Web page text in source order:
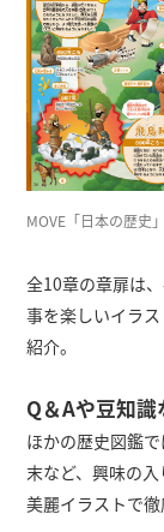
MOVE「日本の歴史
全10章の章扉は
事を楽しいイラ
紹介。
Q＆Aや豆知識
ほかの歴史図鑑
末など、興味の
美麗イラストで徹